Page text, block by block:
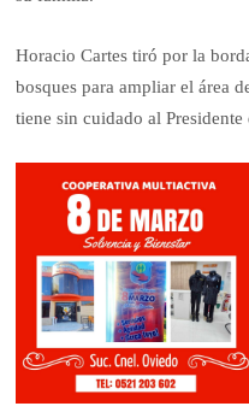
Horacio Cartes tiró por la
bosques para ampliar el área
tiene sin cuidado al